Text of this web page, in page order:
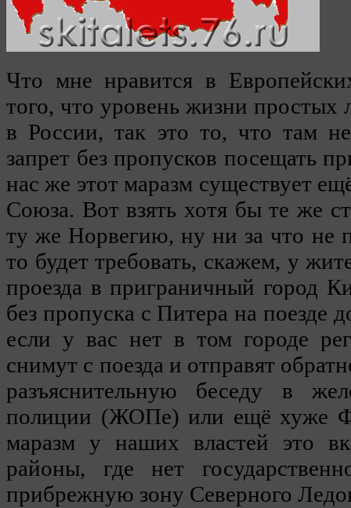
Что мне нравится в
того, что уровень жизни
в России, так это то, что там
запрет без пропусков посещать
нас же этот маразм существует
Союза. Вот взять хотя бы те же
ту же Норвегию, ну ни за что не
то будет требовать, скажем, у
проезда в приграничный город
без пропуска с Питера на поезде
если у вас нет в том городе
снимут с поезда и отправят
разъяснительную беседу в
полиции (ЖОПе) или ещё хуже
маразм у наших властей это
районы, где нет
прибрежную зону Северного